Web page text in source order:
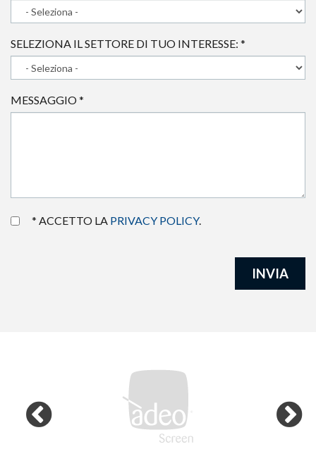
SELEZIONA IL SETTORE DI TUO INTERESSE: *
MESSAGGIO*
* ACCETTO LA PRIVACY POLICY.
INVIA